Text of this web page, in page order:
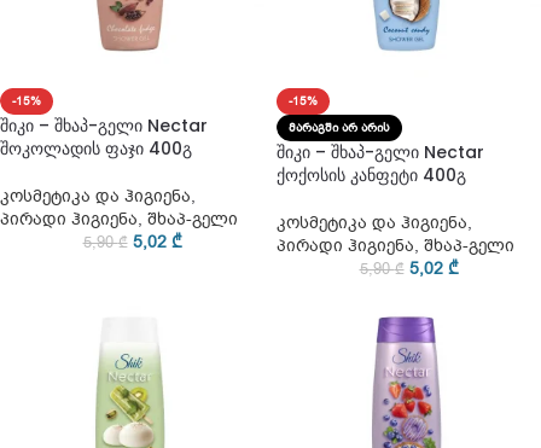
-15%
შიკი – შხაპ-გელი Nectar
შოკოლადის ფაჯი 400გ
კოსმეტიკა და ჰიგიენა,
პირადი ჰიგიენა, შხაპ-გელი
5,90₾ 5,02 ₾
-15%
ᲛᲐᲠᲐᲒᲨᲘ ᲐᲠ ᲐᲠᲘᲡ
შიკი – შხაპ-გელი Nectar
ქოქოსის კანფეტი 400გ
კოსმეტიკა და ჰიგიენა,
პირადი ჰიგიენა, შხაპ-გელი
5,90₾ 5,02 ₾